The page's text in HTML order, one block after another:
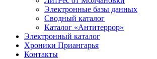
Электронные базы данных
Сводный каталог
Каталог «Антитеррор»
Электронный каталог
Хроники Приангарья
Контакты